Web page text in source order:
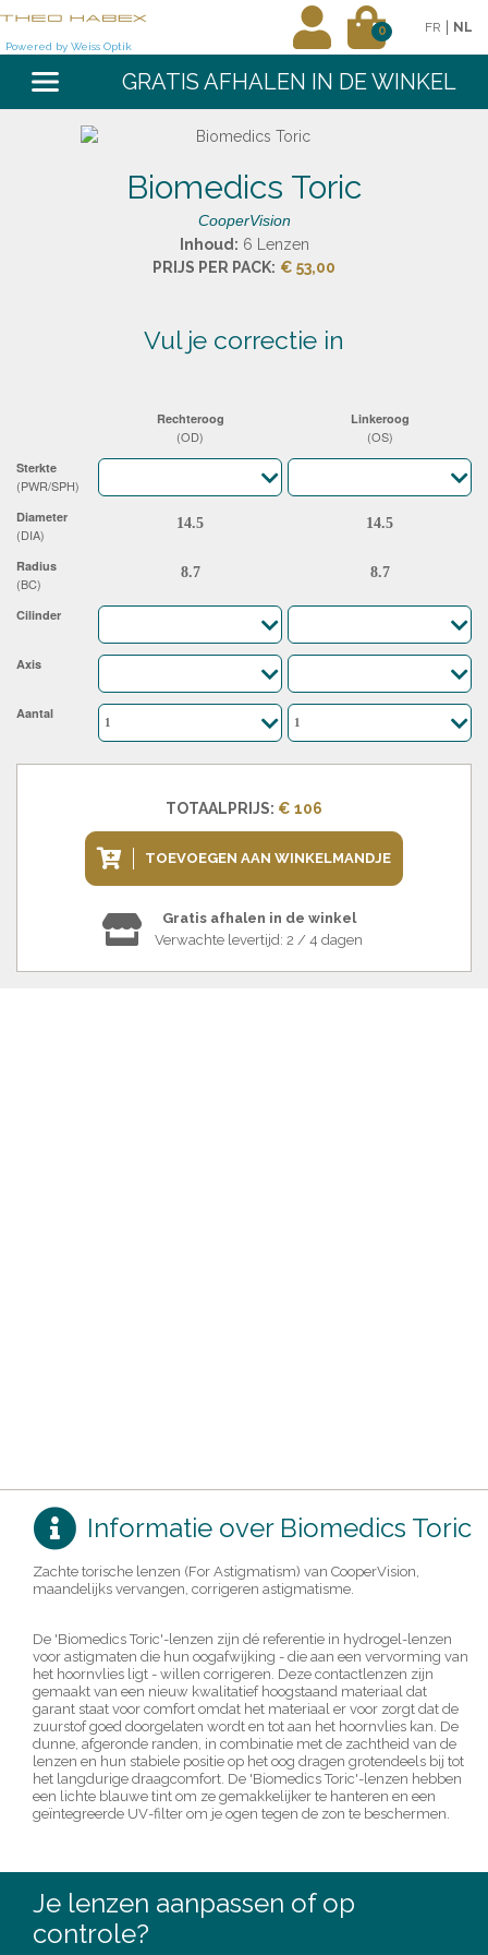
Powered by Weiss Optik
0 FR | NL
GRATIS AFHALEN IN DE WINKEL
Biomedics Toric
CooperVision
Inhoud: 6 Lenzen
PRIJS PER PACK: € 53,00
vul je correctie in
Sterkte
(PWR/SPH)
Diameter
(DIA)
Radius
(BC)
Cilinder
Axis
Aantal
Rechteroog
(OD)
Linkeroog
(OS)
TOTAALPRIJS: € 106
TOEVOEGEN AAN WINKELMANDJE
Gratis afhalen in de winkel
Verwachte levertijd: 2 / 4 dagen
Informatie over Biomedics Toric
Zachte torische lenzen (For Astigmatism) van CooperVision,
maandelijks vervangen, corrigeren astigmatisme.
De 'Biomedics Toric'-lenzen zijn dé referentie in hydrogel-lenzen
voor astigmaten die hun oogafwijking - die aan een vervorming van
het hoornvlies ligt - willen corrigeren. Deze contactlenzen zijn
gemaakt van een nieuw kwalitatief hoogstaand materiaal dat
garant staat voor comfort omdat het materiaal er voor zorgt dat de
zuurstof goed doorgelaten wordt en tot aan het hoornvlies kan. De
dunne, afgeronde randen, in combinatie met de zachtheid van de
lenzen en hun stabiele positie op het oog dragen grotendeels bij tot
het langdurige draagcomfort. De 'Biomedics Toric'-lenzen hebben
een lichte blauwe tint om ze gemakkelijker te hanteren en een
geïntegreerde UV-filter om je ogen tegen de zon te beschermen.
Je lenzen aanpassen of op
controle?